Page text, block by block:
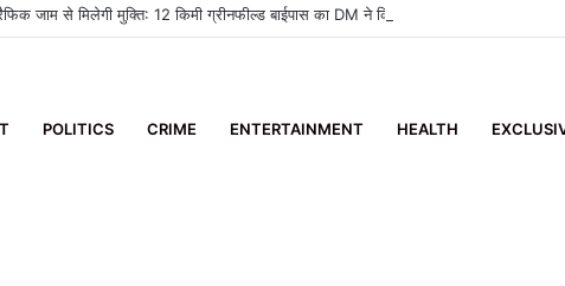
जाम से मिलेगी मुक्ति: 12 किमी ग्रीनफील्ड बाईपास का DM ने किया निरीक्षण, दिए सख्त निर्देश
POLITICS CRIME ENTERTAINMENT HEALTH